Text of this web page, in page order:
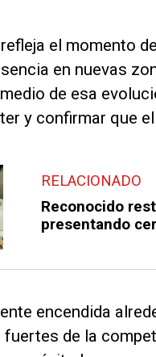
el momento
en nuevas
de esa
y confirmar que
RELACIONADO
Reconocido
presentando
encendida
de la